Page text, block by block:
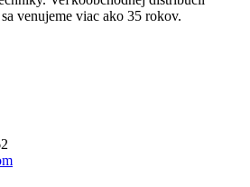
venujeme viac ako 35 rokov.